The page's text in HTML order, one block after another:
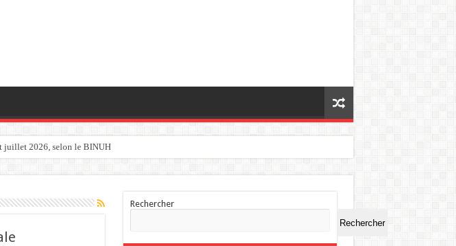
juillet 2026, selon le BINUH
Rechercher
Rechercher